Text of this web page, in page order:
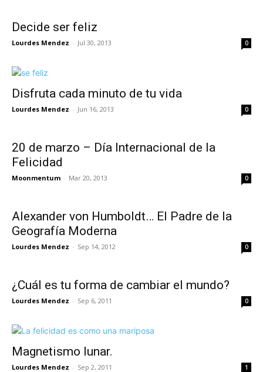
Decide ser feliz
Lourdes Mendez - Jul 30, 2013 0
Disfruta cada minuto de tu vida
Lourdes Mendez - Jun 16, 2013 0
20 de marzo – Día Internacional de la
Felicidad
Moonmentum - Mar 20, 2013 0
Alexander von Humboldt… El Padre de la
Geografía Moderna
Lourdes Mendez - Sep 14, 2012 0
¿Cuál es tu forma de cambiar el mundo?
Lourdes Mendez - Sep 6, 2011 0
Magnetismo lunar.
Lourdes Mendez - Sep 2, 2011 1